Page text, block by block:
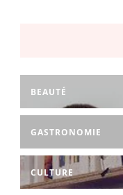
BEAUTÉ
GASTRONOMIE
CULTURE